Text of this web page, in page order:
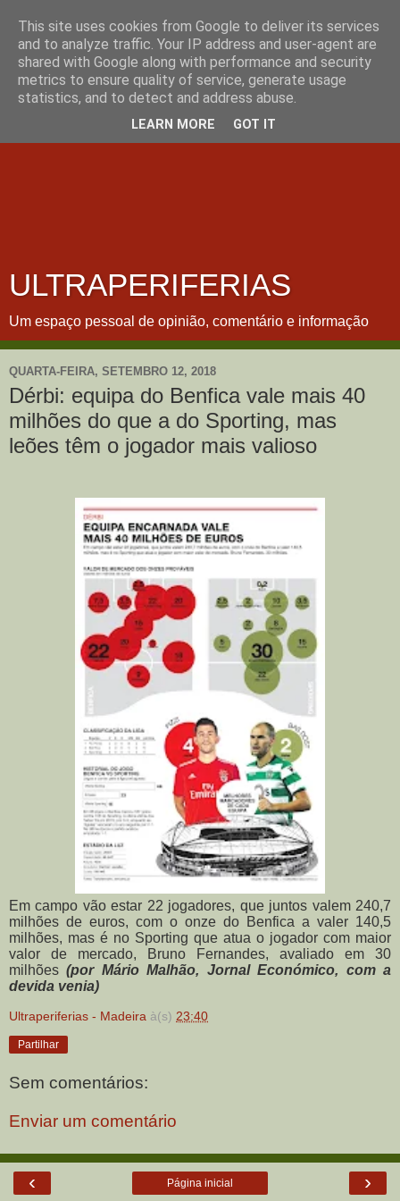
ULTRAPERIFERIAS
Um espaço pessoal de opinião, comentário e informação
QUARTA-FEIRA, SETEMBRO 12, 2018
Dérbi: equipa do Benfica vale mais 40
milhões do que a do Sporting, mas
leões têm o jogador mais valioso
Em campo vão estar 22 jogadores, que juntos valem 240,7
milhões de euros, com o onze do Benfica a valer 140,5
milhões, mas é no Sporting que atua o jogador com maior
valor de mercado, Bruno Fernandes, avaliado em 30
milhões(por Mário Malhão, Jornal Económico, com a
devida venia)
Ultraperiferias - Madeira à(s) 23:40
Partilhar
Sem comentários:
Enviar um comentário
‹ ›
Página inicial
This site uses cookies from Google to deliver its services
and to analyze traffic. Your IP address and user-agent are
shared with Google along with performance and security
metrics to ensure quality of service, generate usage
statistics, and to detect and address abuse.
LEARN MORE GOT IT